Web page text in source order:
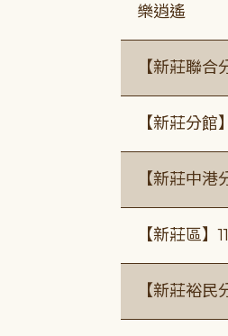
樂逍遙
【新莊聯
【新莊分
【新莊中
【新莊區
【新莊裕